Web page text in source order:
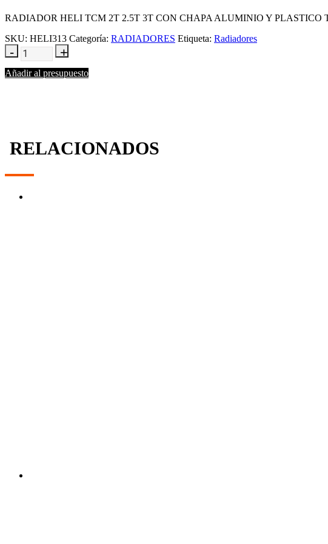
RADIADOR HELI TCM 2T 2.5T 3T CON CHAPA ALUMINIO Y PLASTICO
SKU: HELI313 Categoría: RADIADORES Etiqueta: Radiadores
Añadir al presupuesto
RELACIONADOS